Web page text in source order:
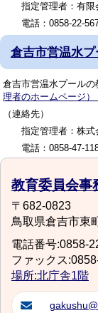
指定管理者：有限
電話：0858-22-
倉吉市営温水プ
倉吉市営温水プールの
理者のホームページ）
（連絡先）
指定管理者：株式
電話：0858-47-
教育委員会事
〒682-0823
鳥取県倉吉市東
電話番号:0858-
ファックス
場所:北庁舎1階